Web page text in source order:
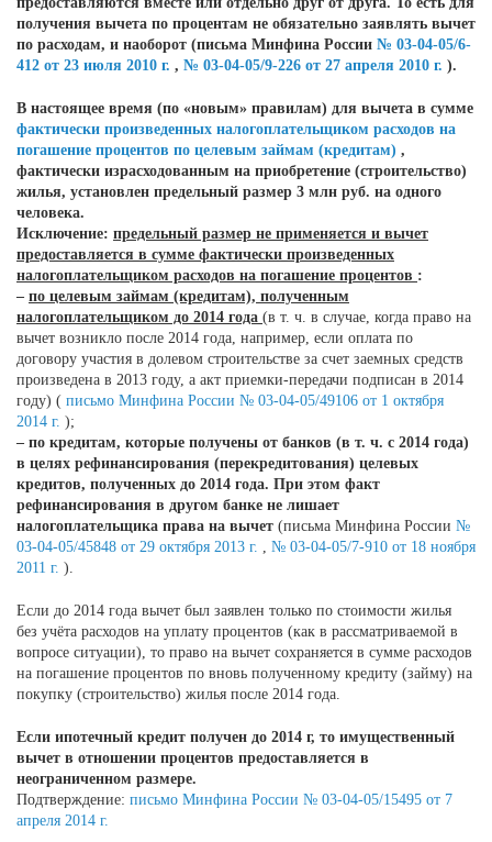
получения вычета по процентам не обязательно заявлять вычет
по расходам, и наоборот (письма Минфина России № 03-04-05/6-
412 от 23 июля 2010 г. , № 03-04-05/9-226 от 27 апреля 2010 г. ).
В настоящее время (по «новым» правилам) для вычета в сумме
фактически произведенных налогоплательщиком расходов на
погашение процентов по целевым займам (кредитам) ,
фактически израсходованным на приобретение (строительство)
жилья, установлен предельный размер 3 млн руб. на одного
человека.
Исключение: предельный размер не применяется и вычет
предоставляется в сумме фактически произведенных
налогоплательщиком расходов на погашение процентов :
– по целевым займам (кредитам), полученным
налогоплательщиком до 2014 года (в т. ч. в случае, когда право на
вычет возникло после 2014 года, например, если оплата по
договору участия в долевом строительстве за счет заемных средств
произведена в 2013 году, а акт приемки-передачи подписан в 2014
году) ( письмо Минфина России № 03-04-05/49106 от 1 октября
2014 г. );
– по кредитам, которые получены от банков (в т. ч. с 2014 года)
в целях рефинансирования (перекредитования) целевых
кредитов, полученных до 2014 года. При этом факт
рефинансирования в другом банке не лишает
налогоплательщика права на вычет (письма Минфина России №
03-04-05/45848 от 29 октября 2013 г. , № 03-04-05/7-910 от 18 ноября
2011 г. ).
Если до 2014 года вычет был заявлен только по стоимости жилья
без учёта расходов на уплату процентов (как в рассматриваемой в
вопросе ситуации), то право на вычет сохраняется в сумме расходов
на погашение процентов по вновь полученному кредиту (займу) на
покупку (строительство) жилья после 2014 года.
Если ипотечный кредит получен до 2014 г, то имущественный
вычет в отношении процентов предоставляется в
неограниченном размере.
Подтверждение: письмо Минфина России № 03-04-05/15495 от 7
апреля 2014 г.